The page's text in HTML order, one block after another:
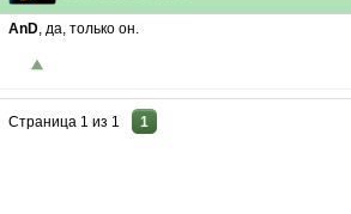
AnD, да, только он.
Страница 1 из 1 1